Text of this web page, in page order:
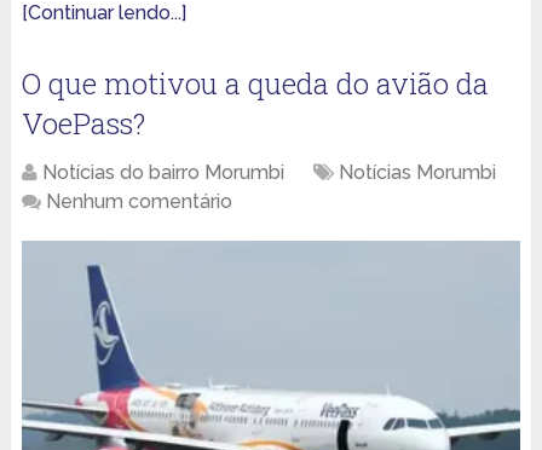
[Continuar lendo...]
O que motivou a queda do avião da
VoePass?
Notícias do bairro Morumbi
Notícias Morumbi
Nenhum comentário